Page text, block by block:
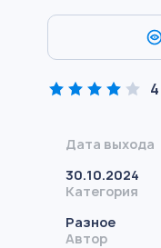
4
Дата выхода
30.10.2024
Категория
Разное
Автор